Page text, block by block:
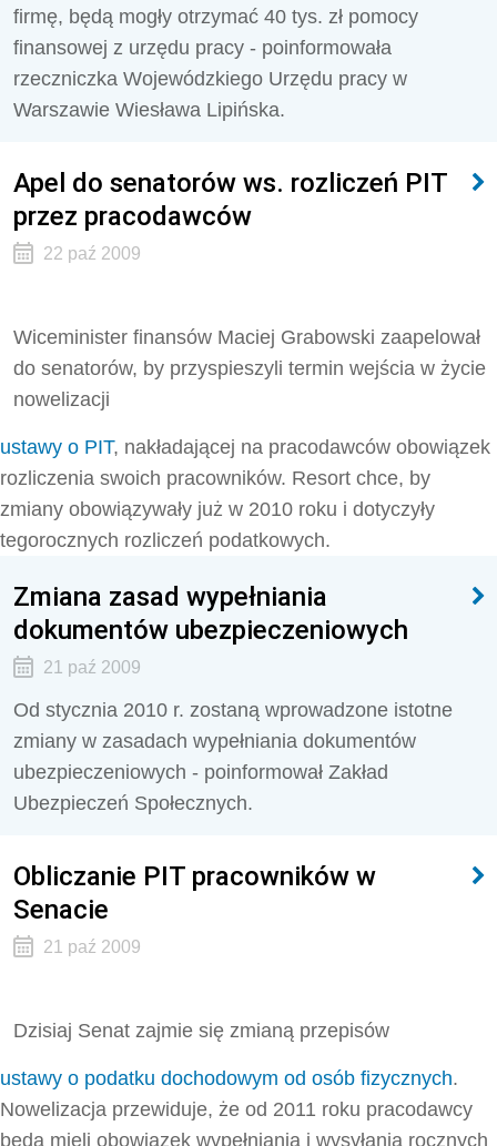
firmę, będą mogły otrzymać 40 tys. zł pomocy
finansowej z urzędu pracy - poinformowała
rzeczniczka Wojewódzkiego Urzędu pracy w
Warszawie Wiesława Lipińska.
Apel do senatorów ws. rozliczeń PIT
przez pracodawców
22 paź 2009
Wiceminister finansów Maciej Grabowski zaapelował
do senatorów, by przyspieszyli termin wejścia w życie
nowelizacji
ustawy o PIT, nakładającej na pracodawców obowiązek
rozliczenia swoich pracowników. Resort chce, by
zmiany obowiązywały już w 2010 roku i dotyczyły
tegorocznych rozliczeń podatkowych.
Zmiana zasad wypełniania
dokumentów ubezpieczeniowych
21 paź 2009
Od stycznia 2010 r. zostaną wprowadzone istotne
zmiany w zasadach wypełniania dokumentów
ubezpieczeniowych - poinformował Zakład
Ubezpieczeń Społecznych.
Obliczanie PIT pracowników w
Senacie
21 paź 2009
Dzisiaj Senat zajmie się zmianą przepisów
ustawy o podatku dochodowym od osób fizycznych.
Nowelizacja przewiduje, że od 2011 roku pracodawcy
będą mieli obowiązek wypełniania i wysyłania rocznych